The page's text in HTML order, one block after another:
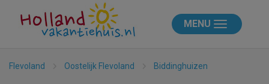
MENU
Flevoland Oostelijk Flevoland Biddinghuizen